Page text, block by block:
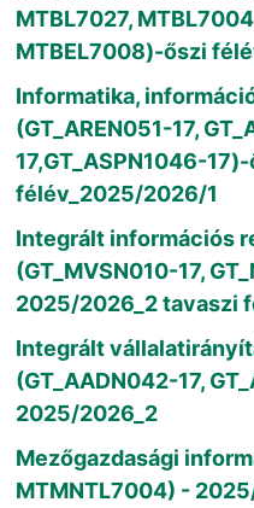
MTBL7027,
MTBEL7008)-őszi
Informatika,
(GT_AREN051-17,
17,GT_ASPN1046-
félév_2025/2026/1
Integrált információs
(GT_MVSN010-17,
2025/2026_2 tavaszi
Integrált
(GT_AADN042-17,
2025/2026_2
Mezőgazdasági
MTMNTL7004) -